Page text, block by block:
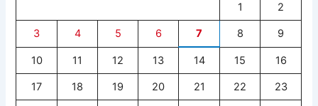
1 2
3 4 5 6 7 8 9
10 11 12 13 14 15 16
17 18 19 20 21 22 23